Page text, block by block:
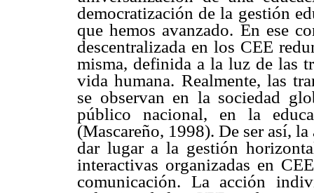
democratización de la gestión
que hemos avanzado. En ese
descentralizada en los CEE
misma, definida a la luz de las
vida humana. Realmente, las
se observan en la sociedad
público nacional, en la
(Mascareño, 1998). De ser así,
dar lugar a la gestión
interactivas organizadas en
comunicación. La acción